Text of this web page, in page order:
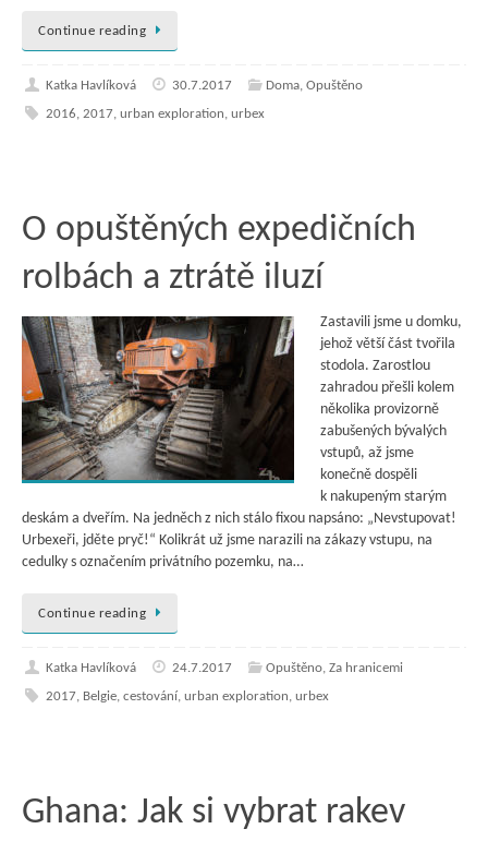
Continue reading
Katka Havlíková 30.7.2017 Doma, Opuštěno
2016, 2017, urban exploration, urbex
O opuštěných expedičních
rolbách a ztrátě iluzí
Zastavili jsme u domku,
jehož větší část tvořila
stodola. Zarostlou
zahradou přešli kolem
několika provizorně
zabušených bývalých
vstupů, až jsme
konečně dospěli
k nakupeným starým
deskám a dveřím. Na jedněch z nich stálo fixou napsáno: „Nevstupovat!
Urbexeři, jděte pryč!“ Kolikrát už jsme narazili na zákazy vstupu, na
cedulky s označením privátního pozemku, na…
Continue reading
Katka Havlíková 24.7.2017 Opuštěno, Za hranicemi
2017, Belgie, cestování, urban exploration, urbex
Ghana: Jak si vybrat rakev